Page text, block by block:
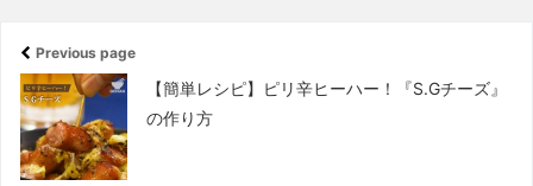
Previous page
【簡単レシピ】ピリ辛ヒーハー！『S.Gチーズ』
の作り方